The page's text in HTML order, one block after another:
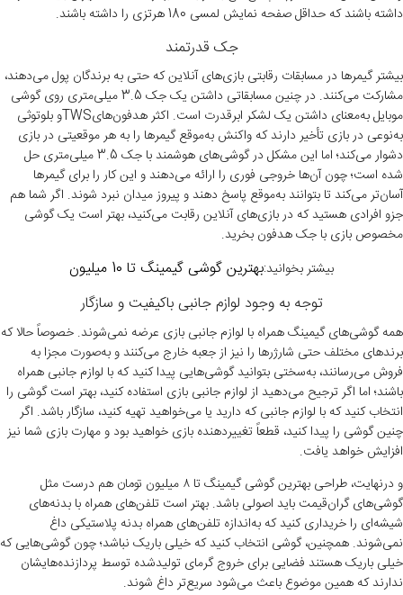
داشته باشند که حداقل صفحه نمایش لمسی 180 هرتزی را داشته باشند.
جک قدرتمند
بیشتر گیمرها در مسابقات رقابتی بازی‌های آنلاین که حتی به برندگان پول می‌دهند،
مشارکت می‌کنند. در چنین مسابقاتی داشتن یک جک 3.5 میلی‌متری روی گوشی
موبایل به‌معنای داشتن یک لشکر ابرقدرت است. اکثر هدفون‌هایTWSو بلوتوثی
به‌نوعی در بازی تأخیر دارند که واکنش به‌موقع گیمرها را به هر موقعیتی در بازی
دشوار می‌کند؛ اما این مشکل در گوشی‌های هوشمند با جک 3.5 میلی‌متری حل
شده است؛ چون آن‌ها خروجی فوری را ارائه می‌دهند و این کار را برای گیمرها
آسان‌تر می‌کند تا بتوانند به‌موقع پاسخ دهند و پیروز میدان نبرد شوند. اگر شما هم
جزو افرادی هستید که در بازی‌های آنلاین رقابت می‌کنید، بهتر است یک گوشی
مخصوص بازی با جک هدفون بخرید.
بیشتر بخوانید:بهترین گوشی گیمینگ تا 10 میلیون
توجه به وجود لوازم جانبی باکیفیت و سازگار
همه گوشی‌های گیمینگ همراه با لوازم جانبی بازی عرضه نمی‌شوند. خصوصاً حالا که
برندهای مختلف حتی شارژرها را نیز از جعبه خارج می‌کنند و به‌صورت مجزا به
فروش می‌رسانند، به‌سختی بتوانید گوشی‌هایی پیدا کنید که با لوازم جانبی همراه
باشند؛ اما اگر ترجیح می‌دهید از لوازم جانبی بازی استفاده کنید، بهتر است گوشی را
انتخاب کنید که با لوازم جانبی که دارید یا می‌خواهید تهیه کنید، سازگار باشد. اگر
چنین گوشی را پیدا کنید، قطعاً تغییردهنده بازی خواهید بود و مهارت بازی شما نیز
افزایش خواهد یافت.
و درنهایت، طراحی بهترین گوشی گیمینگ تا ۸ میلیون تومان هم درست مثل
گوشی‌های گران‌قیمت باید اصولی باشد. بهتر است تلفن‌های همراه با بدنه‌های
شیشه‌ای را خریداری کنید که به‌اندازه تلفن‌های همراه بدنه پلاستیکی داغ
نمی‌شوند. همچنین، گوشی انتخاب کنید که خیلی باریک نباشد؛ چون گوشی‌هایی که
خیلی باریک هستند فضایی برای خروج گرمای تولیدشده توسط پردازنده‌هایشان
ندارند که همین موضوع باعث می‌شود سریع‌تر داغ شوند.